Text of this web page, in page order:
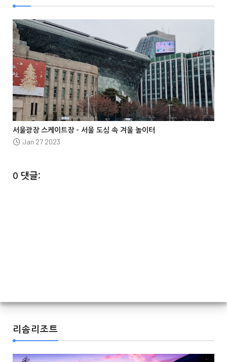
 

서울광장 스케이트장 – 서울 도심 속 겨울 놀이터
Jan 27 2023

0 댓글:
리솜리조트